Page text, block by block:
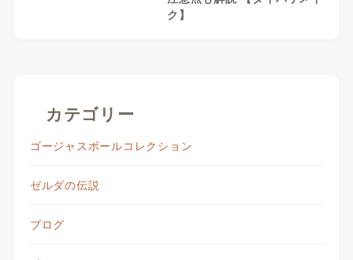
ク】
カテゴリー
ゴージャスボールコレクション
ゼルダの伝説
ブログ